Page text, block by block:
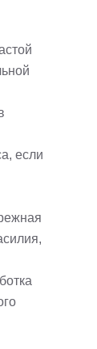
если